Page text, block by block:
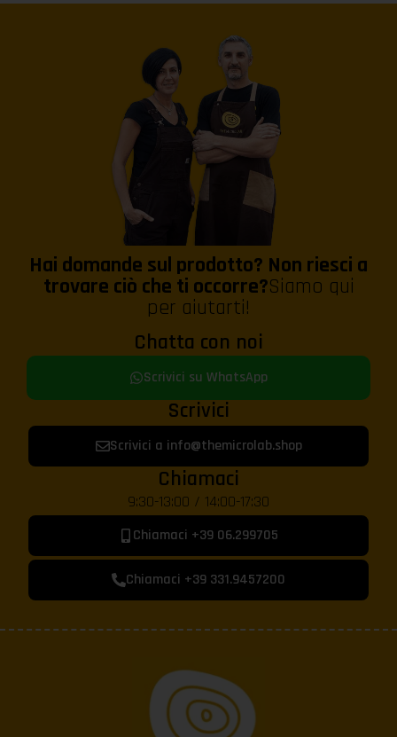
Hai domande sul prodotto? Non riesci a
trovare ciò che ti occorre?Siamo qui
per aiutarti!
Chatta con noi
Scrivici su WhatsApp
Scrivici
Scrivici a info@themicrolab.shop
Chiamaci
9:30-13:00 / 14:00-17:30
Chiamaci +39 06.299705
Chiamaci +39 331.9457200